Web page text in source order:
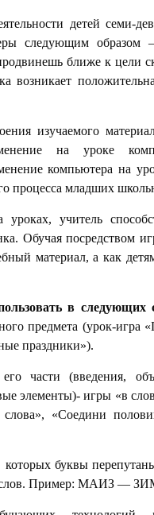
детей семи-
следующим образом
ближе к цели
возникает
изучаемого
на уроке
компьютера на
процесса младших
учитель
Обучая посредством
материал, а как
в следующих
предмета (урок-игра
праздники»).
части (введения,
элементы)- игры «в
«Соедини
которых буквы
слов. Пример: МАИЗ —